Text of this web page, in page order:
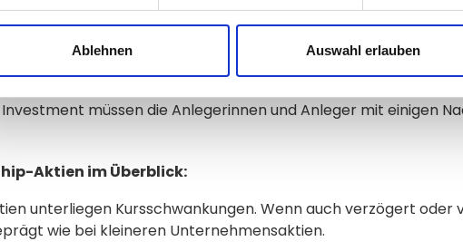
Ablehnen Auswahl erlauben
haben Blue Chip Aktien?
es so, als wären Blue Chip Aktien
müssen die Anlegerinnen und Anleger mit einigen
Aktien im Überblick:
unterliegen Kursschwankungen. Wenn auch verzögert oder
wie bei kleineren Unternehmensaktien.